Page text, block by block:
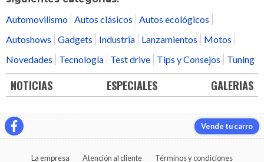
Automovilismo
Autos clásicos
Autos ecológicos
Autoshows
Gadgets Industria Lanzamientos
Motos
Novedades
Tecnología Test drive Tips y Consejos Tuning
NOTICIAS ESPECIALES GALERIAS
Vende tu carro
La empresa Atención al cliente Términos y condiciones